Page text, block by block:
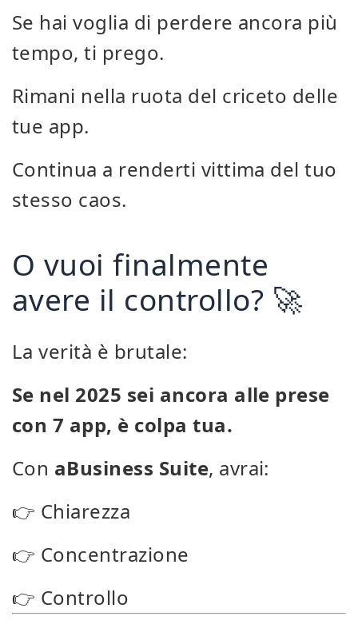
Se hai voglia di perdere ancora più
tempo, ti prego.
Rimani nella ruota del criceto delle
tue app.
Continua a renderti vittima del tuo
stesso caos.
O vuoi finalmente
avere il controllo? 🚀
La verità è brutale:
Se nel 2025 sei ancora alle prese
con 7 app, è colpa tua.
Con aBusiness Suite, avrai:
👉 Chiarezza
👉 Concentrazione
👉 Controllo